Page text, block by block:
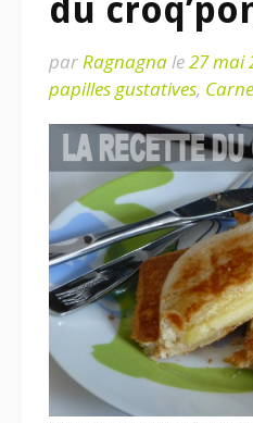
du
parRagnagnale27 mai
papilles gustatives,